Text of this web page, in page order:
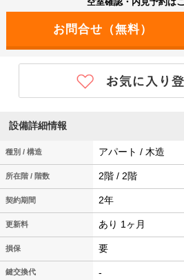
設備詳細情報
種別 / 構造 アパート / 木造
所在階 / 階数 2階 / 2階
契約期間 2年
更新料 あり 1ヶ月
損保 要
鍵交換代 -